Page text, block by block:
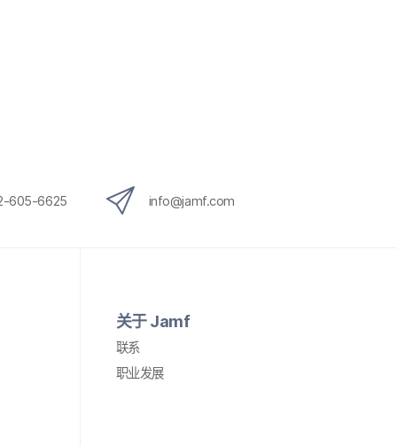
605-6625 info@jamf.com
关于Jamf
联系
职业​发展